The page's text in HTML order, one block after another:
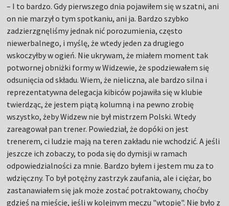
– I to bardzo. Gdy pierwszego dnia pojawiłem się w szatni, ani
on nie marzył o tym spotkaniu, ani ja. Bardzo szybko
zadzierzgnęliśmy jednak nić porozumienia, często
niewerbalnego, i myślę, że wtedy jeden za drugiego
wskoczyłby w ogień. Nie ukrywam, że miałem moment tak
potwornej obniżki formy w Widzewie, że spodziewałem się
odsunięcia od składu. Wiem, że nieliczna, ale bardzo silna i
reprezentatywna delegacja kibiców pojawiła się w klubie
twierdząc, że jestem piątą kolumną i na pewno zrobię
wszystko, żeby Widzew nie był mistrzem Polski. Wtedy
zareagował pan trener. Powiedział, że dopóki on jest
trenerem, ci ludzie mają na teren zakładu nie wchodzić. A jeśli
jeszcze ich zobaczy, to poda się do dymisji w ramach
odpowiedzialności za mnie. Bardzo byłem i jestem mu za to
wdzięczny. To był potężny zastrzyk zaufania, ale i ciężar, bo
zastanawiałem się jak może zostać potraktowany, choćby
gdzieś na mieście, jeśli w kolejnym meczu "wtopię". Nie było z